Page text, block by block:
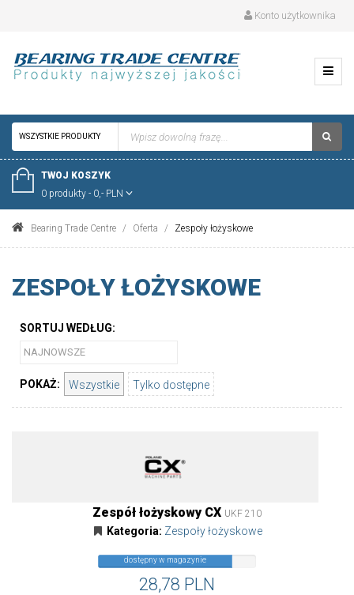
Konto użytkownika
WSZYSTKIE PRODUKTY
TWOJ KOSZYK
0 produkty - 0,- PLN
Bearing Trade Centre Oferta Zespoły łożyskowe
ZESPOŁY ŁOŻYSKOWE
SORTUJ WEDŁUG:
POKAŻ: Wszystkie Tylko dostępne
Zespół łożyskowy CX UKF 210
Kategoria: Zespoły łożyskowe
dostępny w magazynie
28,78 PLN